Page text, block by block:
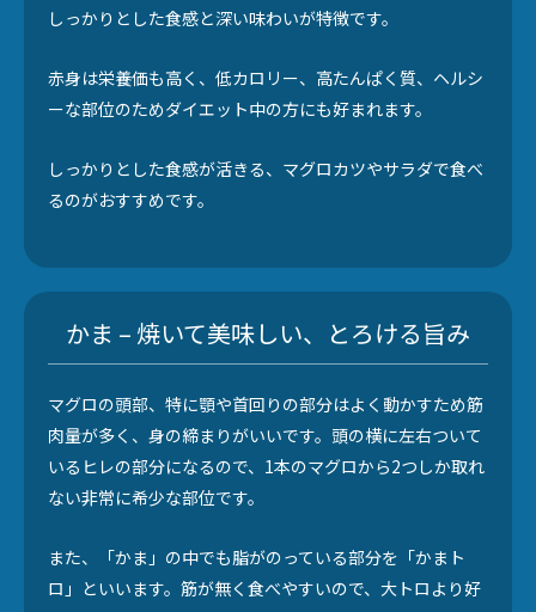
しっかりとした食感と深い味わいが特徴です。
赤身は栄養価も高く、低カロリー、高たんぱく質、ヘルシ
ーな部位のためダイエット中の方にも好まれます。
しっかりとした食感が活きる、マグロカツやサラダで食べ
るのがおすすめです。
かま – 焼いて美味しい、とろける旨み
マグロの頭部、特に顎や首回りの部分はよく動かすため筋
肉量が多く、身の締まりがいいです。頭の横に左右ついて
いるヒレの部分になるので、1本のマグロから2つしか取れ
ない非常に希少な部位です。
また、「かま」の中でも脂がのっている部分を「かまト
ロ」といいます。筋が無く食べやすいので、大トロより好